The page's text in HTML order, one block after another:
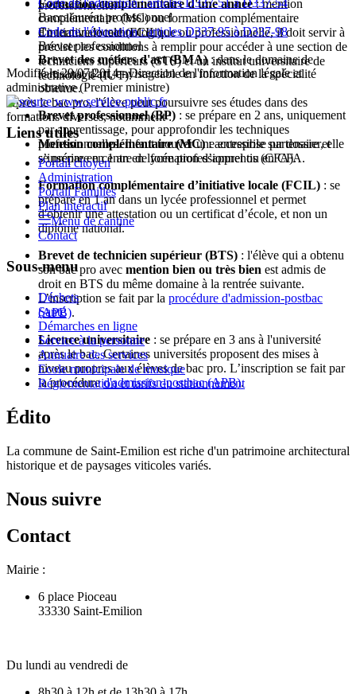
Formation complémentaire d'une année: mention
complémentaire (MC) ou formation complémentaire
d'initiative locale (FCIL).
Brevet des métiers d'art (BMA): dans le domaine de
l'artisanat d'art, envisageable en fonction de la spécialité
obtenue.
Brevet professionnel (BP) : se prépare en 2 ans, uniquement
par apprentissage, pour approfondir les techniques
professionnelles. Il faut trouver une entreprise partenaire et
s’inscrire en centre de formation d’apprentis (CFA).
professionnelle.
En terminale technologique ou professionnelle, il doit servir à
préciser les conditions à remplir pour accéder à une section de
techniciens supérieurs (STS) et un institut universitaire de
technologie (IUT).
Après le bac pro, l'élève peut poursuivre ses études dans des
formations diverses, notamment :
Mention complémentaire (MC): accessible sur dossier, elle
se prépare en 1 an en lycée professionnel ou en CFA.
Formation complémentaire d’initiative locale (FCIL) : se
prépare en 1 an dans un lycée professionnel et permet
d'obtenir une attestation ou un certificat d’école, et non un
diplôme national.
Brevet de technicien supérieur (BTS) : l'élève qui a obtenu
son bac pro avec mention bien ou très bien est admis de
droit en BTS du même domaine à la rentrée suivante.
L’inscription se fait par la procédure d'admission-postbac
(APB).
Licence universitaire : se prépare en 3 ans à l'université
après le bac. Certaines universités proposent des mises à
niveau propres aux élèves de bac pro. L’inscription se fait par
la procédured'admission-postbac (APB).
Code de l'éducation : articles D337-51 à D337-54
Baccalauréat professionnel
Code de l'éducation : articles D337-95 à D337-98
Brevet professionnel
Modifié le 29/07/2014 - Direction de l'information légale et
administrative (Premier ministre)
Liens utiles
Portail citoyen
Administration
Portail Familles
Plan intéractif
Menu de cantine
Contact
Sous-menu
Déchets
Santé
Démarches en ligne
Service à la personne
Annuaire des services
Ecole municipale de musique
Réglementation et tarifs du stationnement
Édito
La commune de Saint-Emilion est riche d'un patrimoine architectural
historique et de paysages viticoles variés.
Nous suivre
Contact
Mairie :
6 place Pioceau
33330 Saint-Emilion
Du lundi au vendredi de